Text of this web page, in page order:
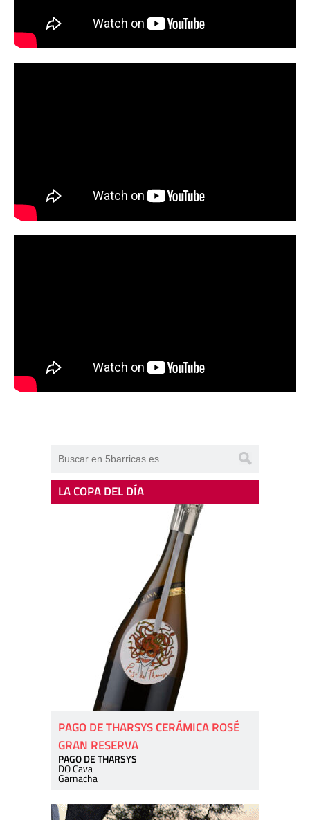
LA COPA DEL DÍA
PAGO DE THARSYS CERÁMICA ROSÉ
GRAN RESERVA
PAGO DE THARSYS
DO Cava
Garnacha